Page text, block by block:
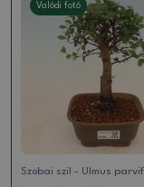
Valódi fotó
Szobai szil - Ulmus